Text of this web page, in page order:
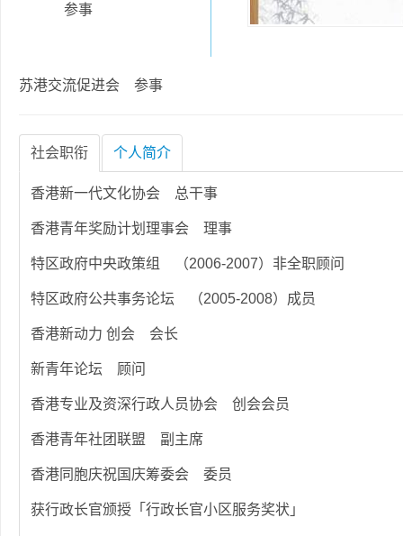
参事
苏港交流促进会 参事
社会职衔 个人简介
香港新一代文化协会 总干事
香港青年奖励计划理事会 理事
特区政府中央政策组 （2006-2007）非全职顾问
特区政府公共事务论坛 （2005-2008）成员
香港新动力 创会 会长
新青年论坛 顾问
香港专业及资深行政人员协会 创会会员
香港青年社团联盟 副主席
香港同胞庆祝国庆筹委会 委员
获行政长官颁授「行政长官小区服务奖状」